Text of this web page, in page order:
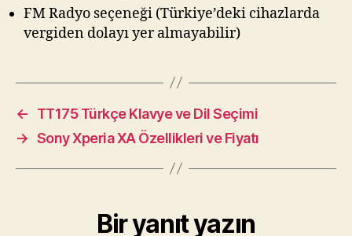
FM Radyo seçeneği (Türkiye’deki cihazlarda
vergiden dolayı yer almayabilir)
←
TT175 Türkçe Klavye ve Dil Seçimi
→ Sony Xperia XA Özellikleri ve Fiyatı
Bir yanıt yazın